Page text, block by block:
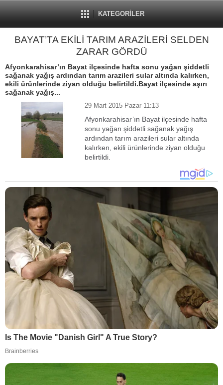
KATEGORİLER
BAYAT’TA EKİLİ TARIM ARAZİLERİ SELDEN
ZARAR GÖRDÜ
Afyonkarahisar’ın Bayat ilçesinde hafta sonu yağan şiddetli
sağanak yağış ardından tarım arazileri sular altında kalırken,
ekili ürünlerinde ziyan olduğu belirtildi.Bayat ilçesinde aşırı
sağanak yağış...
29 Mart 2015 Pazar 11:13
Afyonkarahisar’ın Bayat ilçesinde hafta
sonu yağan şiddetli sağanak yağış
ardından tarım arazileri sular altında
kalırken, ekili ürünlerinde ziyan olduğu
belirtildi.